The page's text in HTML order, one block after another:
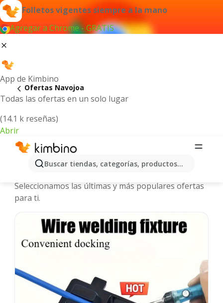
Folletos vigentes siempre a la mano
Agregar a Chrome - GRATIS
App de Kimbino
Todas las ofertas en un solo lugar
(14.1 k reseñas)
Abrir
Buscar tiendas, categorías, productos...
Ofertas Navojoa
Navojoa - Folletos y ofertas más
Seleccionamos las últimas y más populares ofertas
para ti.